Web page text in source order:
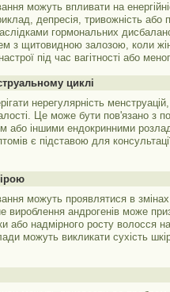
можуть впливати на
депресія, тривожність або
гормональних
з щитовидною залозою, коли
під час вагітності або
циклі
нерегулярність
Це може бути пов'язано з
або іншими ендокринними
є підставою для
можуть проявлятися в
вироблення андрогенів може
або надмірного росту волосся
можуть викликати сухість